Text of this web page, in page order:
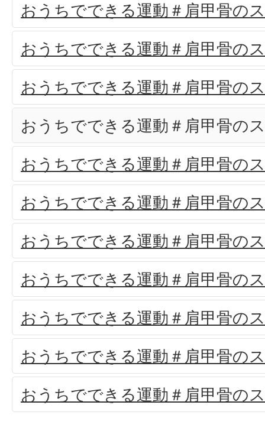
おうちでできる運動＃肩甲骨の
おうちでできる運動＃肩甲骨の
おうちでできる運動＃肩甲骨の
おうちでできる運動＃肩甲骨の
おうちでできる運動＃肩甲骨の
おうちでできる運動＃肩甲骨の
おうちでできる運動＃肩甲骨の
おうちでできる運動＃肩甲骨の
おうちでできる運動＃肩甲骨の
おうちでできる運動＃肩甲骨の
おうちでできる運動＃肩甲骨の